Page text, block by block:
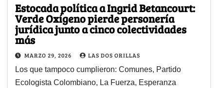
Estocada política a Ingrid Betancourt:
Verde Oxígeno pierde personería
jurídica junto a cinco colectividades
más
MARZO 29, 2026 LAS DOS ORILLAS
Los que tampoco cumplieron: Comunes, Partido
Ecologista Colombiano, La Fuerza, Esperanza